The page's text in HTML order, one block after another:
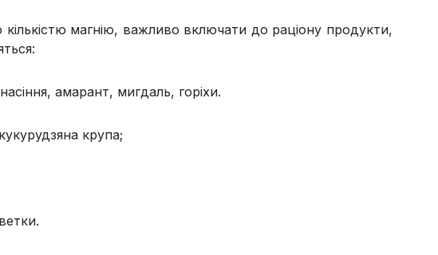
магнію, важливо включати до раціону продукти,
амарант, мигдаль, горіхи.
крупа;